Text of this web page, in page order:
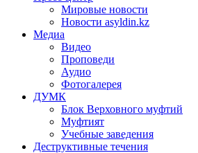
Мировые новости
Новости asyldin.kz
Медиа
Видео
Проповеди
Аудио
Фотогалерея
ДУМК
Блок Верховного муфтий
Муфтият
Учебные заведения
Деструктивные течения